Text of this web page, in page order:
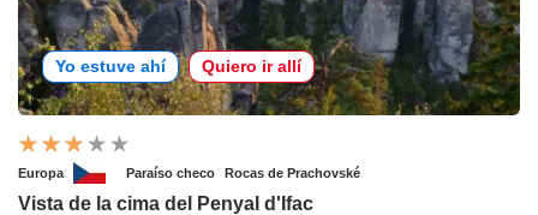
Yo estuve ahí Quiero ir allí
Europa Paraíso checo Rocas de Prachovské
Vista de la cima del Penyal d'Ifac